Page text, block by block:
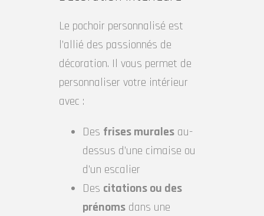
Le pochoir personnalisé est
l’allié des passionnés de
décoration. Il vous permet de
personnaliser votre intérieur
avec :
Des frises murales au-
dessus d’une cimaise ou
d’un escalier
Des citations ou des
prénoms dans une